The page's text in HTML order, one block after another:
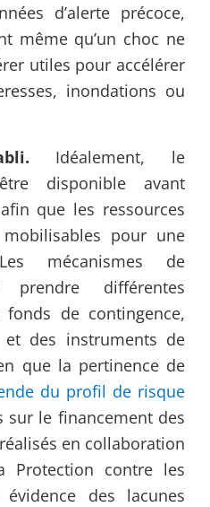
d’alerte précoce,
même qu’un choc ne
utiles pour accélérer
inondations ou
Idéalement, le
disponible avant
que les ressources
pour une
mécanismes de
prendre différentes
de contingence,
et des instruments de
que la pertinence de
du profil de risque
sur le financement des
en collaboration
Protection contre les
des lacunes